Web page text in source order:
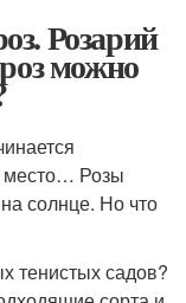
Розарий
можно
место… Розы
солнце. Но что
тенистых садов?